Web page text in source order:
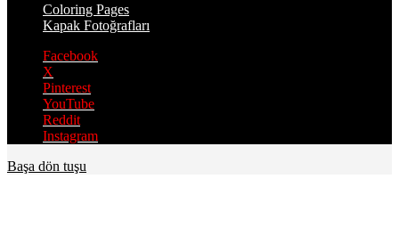
Coloring Pages
Kapak Fotoğrafları
Facebook
X
Pinterest
YouTube
Reddit
Instagram
Başa dön tuşu